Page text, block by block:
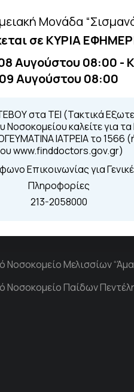
Μονάδα
σε ΚΥΡΙΑ
Αυγούστου 08:00 -
09 Αυγούστου 08:00
στα ΤΕΙ (Τακτικά
Νοσοκομείου καλείτε για
ΙΑΤΡΕΙΑ το 1566
www.finddoctors.gov.gr)
Επικοινωνίας για
Πληροφορίες
213-2058000
Για
Νοσοκομείο Μελισσίων
Νοσοκομείο Παίδων